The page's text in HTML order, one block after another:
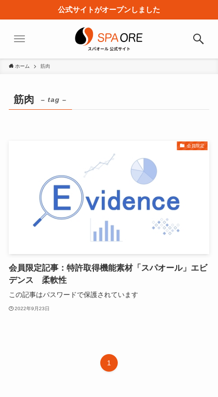
公式サイトがオープンしました
ホーム 筋肉
筋肉 – tag –
会員限定
会員限定記事：特許取得機能素材「スパオール」エビ
デンス 柔軟性
この記事はパスワードで保護されています
2022年9月23日
1